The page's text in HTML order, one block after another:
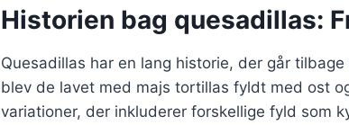
Historien bag quesadillas:
Quesadillas har en lang historie, der går
blev de lavet med majs tortillas fyldt med ost
variationer, der inkluderer forskellige fyld som